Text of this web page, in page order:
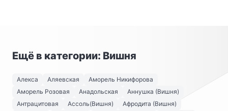
Ещё в категории: Вишня
Алекса Аляевская
Аморель Никифорова
Аморель Розовая
Анадольская
Аннушка (Вишня)
Антрацитовая
Ассоль(Вишня)
Афродита (Вишня)